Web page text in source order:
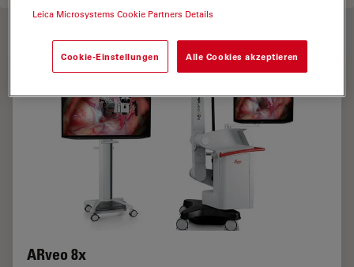
ARveo 8x
Leica Microsystems Cookie Partners Details
Cookie-Einstellungen Alle Cookies akzeptieren